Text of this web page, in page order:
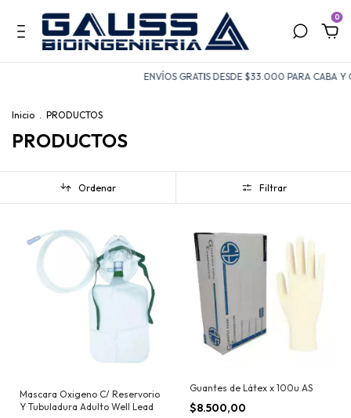
0
ENVÍOS GRATIS DESDE $33.000 PARA CABA Y GBA
Inicio . PRODUCTOS
PRODUCTOS
Ordenar Filtrar
Mascara Oxigeno C/ Reservorio
Y Tubuladura Adulto Well Lead
Guantes de Látex x 100u AS
$8.500,00